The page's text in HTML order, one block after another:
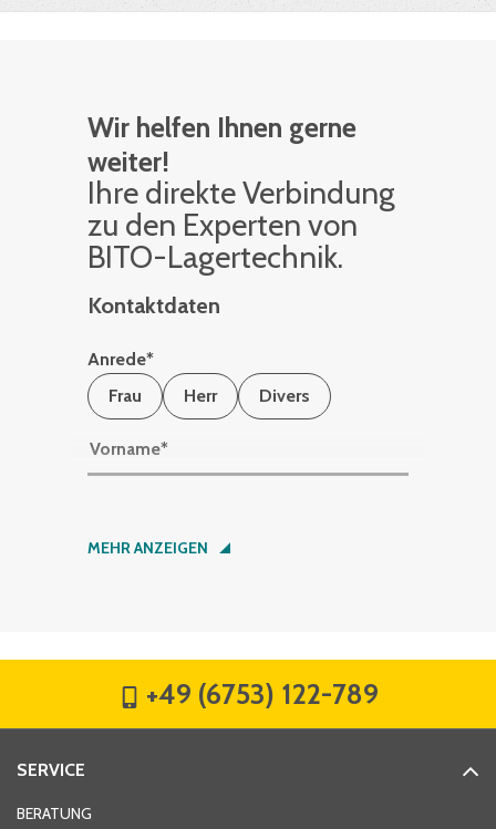
Wir helfen Ihnen gerne
weiter!
Ihre di­rek­te Ver­bin­dung
zu den Ex­per­ten von
BITO-La­ger­tech­nik.
Kontaktdaten
Anrede*
Frau
Herr Divers
Vorname*
Nachname*
Hausnummer
MEHR ANZEIGEN
+49 (6753) 122-789
SERVICE
BERATUNG